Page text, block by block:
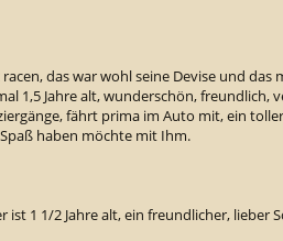
das war wohl seine Devise und das
1,5 Jahre alt, wunderschön, freundlich,
fährt prima im Auto mit, ein
haben möchte mit Ihm.
1 1/2 Jahre alt, ein freundlicher, lieber